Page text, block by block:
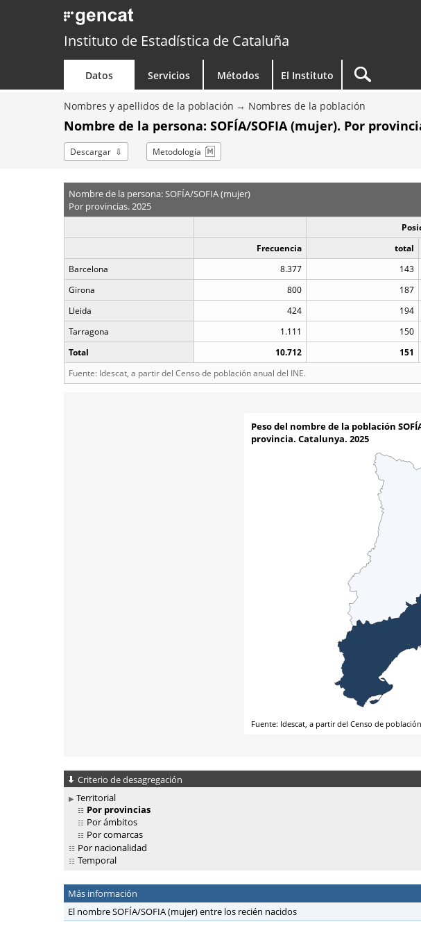
Instituto de Estadística de Cataluña
Datos Servicios Métodos El Instituto
Nombres y apellidos de la población Nombres de la población
Nombre de la persona: SOFÍA/SOFIA (mujer). Por
Descargar Metodología
Nombre de la persona: SOFÍA/SOFIA (mujer)
Por provincias. 2025
Frecuencia
total
Barcelona
8.377 143
Girona
800 187
Lleida
424 194
Tarragona
1.111 150
Total
10.712 151
Fuente: Idescat, a partir del Censo de población anual del INE.
Criterio de desagregación
Territorial
Por provincias
Por ámbitos
Por comarcas
Por nacionalidad
Temporal
Más información
El nombre SOFÍA/SOFIA (mujer) entre los recién nacidos